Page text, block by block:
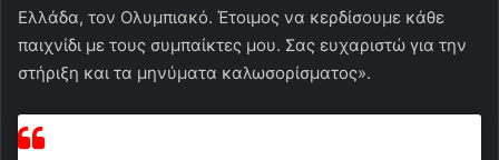
Ελλάδα, τον Ολυμπιακό. Έτοιμος να κερδίσουμε κάθε
παιχνίδι με τους συμπαίκτες μου. Σας ευχαριστώ για την
στήριξη και τα μηνύματα καλωσορίσματος».